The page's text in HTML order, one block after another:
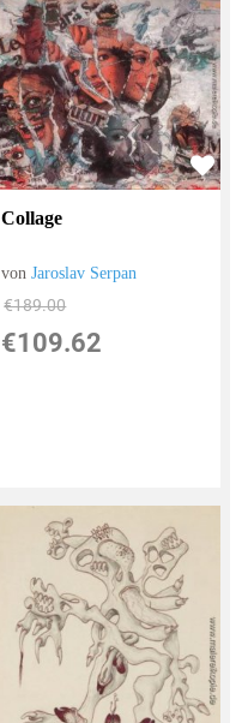
Collage
vonJaroslav Serpan
€189.00
€109.62